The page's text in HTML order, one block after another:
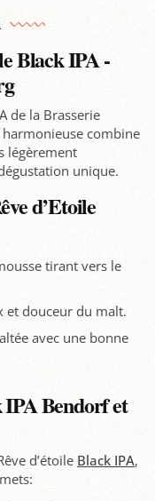
Black IPA -
de la Brasserie
harmonieuse combine
légèrement
unique.
d’Etoile
tirant vers le
et douceur du malt.
avec une bonne
IPA Bendorf et
d’étoile Black IPA,